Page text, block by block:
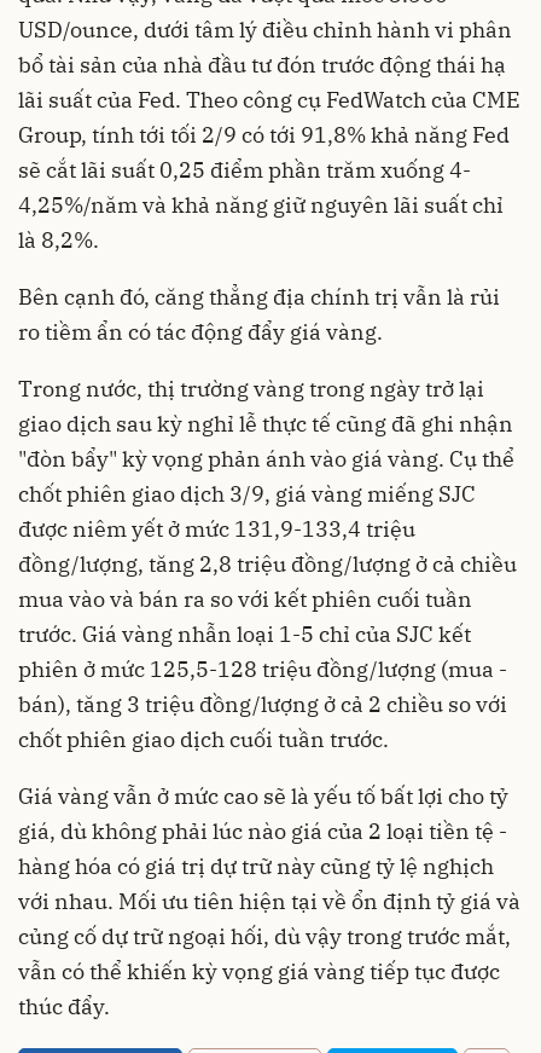
USD/ounce, dưới tâm lý điều chỉnh hành vi phân
bổ tài sản của nhà đầu tư đón trước động thái hạ
lãi suất của Fed. Theo công cụ FedWatch của CME
Group, tính tới tối 2/9 có tới 91,8% khả năng Fed
sẽ cắt lãi suất 0,25 điểm phần trăm xuống 4-
4,25%/năm và khả năng giữ nguyên lãi suất chỉ
là 8,2%.
Bên cạnh đó, căng thẳng địa chính trị vẫn là rủi
ro tiềm ẩn có tác động đẩy giá vàng.
Trong nước, thị trường vàng trong ngày trở lại
giao dịch sau kỳ nghỉ lễ thực tế cũng đã ghi nhận
"đòn bẩy" kỳ vọng phản ánh vào giá vàng. Cụ thể
chốt phiên giao dịch 3/9, giá vàng miếng SJC
được niêm yết ở mức 131,9-133,4 triệu
đồng/lượng, tăng 2,8 triệu đồng/lượng ở cả chiều
mua vào và bán ra so với kết phiên cuối tuần
trước. Giá vàng nhẫn loại 1-5 chỉ của SJC kết
phiên ở mức 125,5-128 triệu đồng/lượng (mua -
bán), tăng 3 triệu đồng/lượng ở cả 2 chiều so với
chốt phiên giao dịch cuối tuần trước.
Giá vàng vẫn ở mức cao sẽ là yếu tố bất lợi cho tỷ
giá, dù không phải lúc nào giá của 2 loại tiền tệ -
hàng hóa có giá trị dự trữ này cũng tỷ lệ nghịch
với nhau. Mối ưu tiên hiện tại về ổn định tỷ giá và
củng cố dự trữ ngoại hối, dù vậy trong trước mắt,
vẫn có thể khiến kỳ vọng giá vàng tiếp tục được
thúc đẩy.